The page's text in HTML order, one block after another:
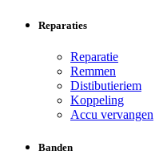
Reparaties
Reparatie
Remmen
Distibutieriem
Koppeling
Accu vervangen
Banden